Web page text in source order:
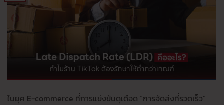
ในยุค E-commerce ที่การแข่งขันดุเดือด “การจัดส่งที่รวดเร็ว”